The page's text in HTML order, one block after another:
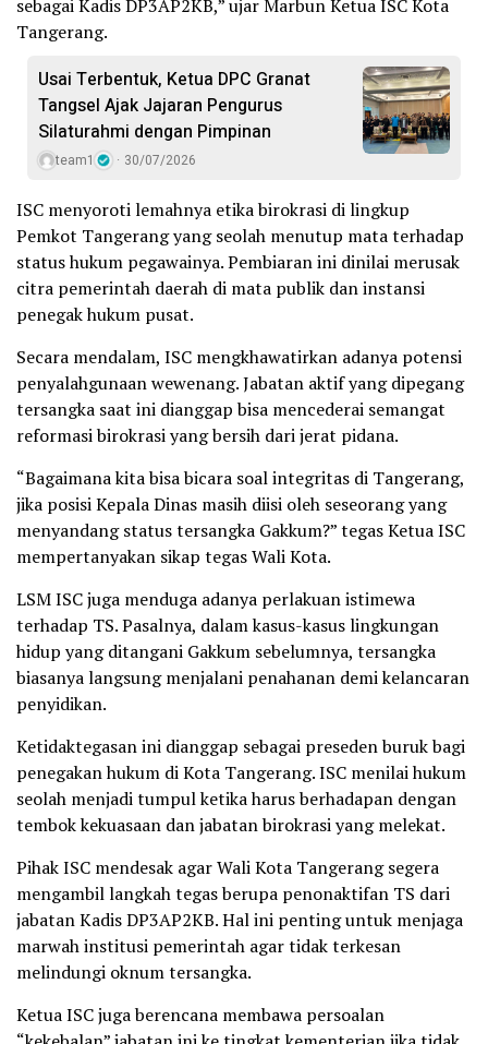
sebagai Kadis DP3AP2KB,” ujar Marbun Ketua ISC Kota
Tangerang.
Usai Terbentuk, Ketua DPC Granat
Tangsel Ajak Jajaran Pengurus
Silaturahmi dengan Pimpinan
team1 30/07/2026
ISC menyoroti lemahnya etika birokrasi di lingkup
Pemkot Tangerang yang seolah menutup mata terhadap
status hukum pegawainya. Pembiaran ini dinilai merusak
citra pemerintah daerah di mata publik dan instansi
penegak hukum pusat.
Secara mendalam, ISC mengkhawatirkan adanya potensi
penyalahgunaan wewenang. Jabatan aktif yang dipegang
tersangka saat ini dianggap bisa mencederai semangat
reformasi birokrasi yang bersih dari jerat pidana.
“Bagaimana kita bisa bicara soal integritas di Tangerang,
jika posisi Kepala Dinas masih diisi oleh seseorang yang
menyandang status tersangka Gakkum?” tegas Ketua ISC
mempertanyakan sikap tegas Wali Kota.
LSM ISC juga menduga adanya perlakuan istimewa
terhadap TS. Pasalnya, dalam kasus-kasus lingkungan
hidup yang ditangani Gakkum sebelumnya, tersangka
biasanya langsung menjalani penahanan demi kelancaran
penyidikan.
Ketidaktegasan ini dianggap sebagai preseden buruk bagi
penegakan hukum di Kota Tangerang. ISC menilai hukum
seolah menjadi tumpul ketika harus berhadapan dengan
tembok kekuasaan dan jabatan birokrasi yang melekat.
Pihak ISC mendesak agar Wali Kota Tangerang segera
mengambil langkah tegas berupa penonaktifan TS dari
jabatan Kadis DP3AP2KB. Hal ini penting untuk menjaga
marwah institusi pemerintah agar tidak terkesan
melindungi oknum tersangka.
Ketua ISC juga berencana membawa persoalan